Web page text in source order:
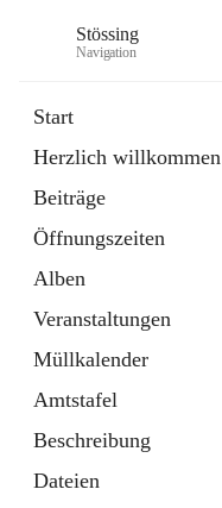
Stössing
Navigation
Start
Herzlich willkommen
Beiträge
Öffnungszeiten
Alben
Veranstaltungen
Müllkalender
Amtstafel
Beschreibung
Dateien
Datei
in
Tab
Kindergarten
öffnet
in
neuem
Tab